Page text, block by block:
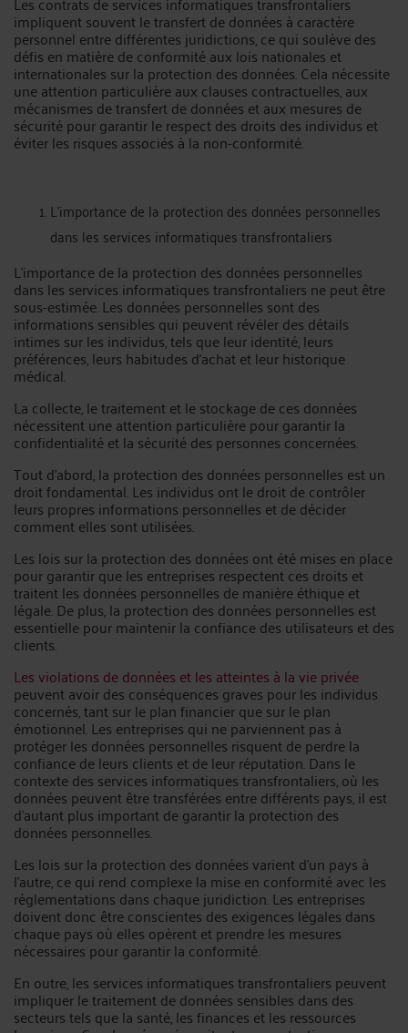
impliquent souvent le transfert de données à caractère
personnel entre différentes juridictions, ce qui soulève des
défis en matière de conformité aux lois nationales et
internationales sur la protection des données. Cela nécessite
une attention particulière aux clauses contractuelles, aux
mécanismes de transfert de données et aux mesures de
sécurité pour garantir le respect des droits des individus et
éviter les risques associés à la non-conformité.
L’importance de la protection des données personnelles
dans les services informatiques transfrontaliers
L'importance de la protection des données personnelles
dans les services informatiques transfrontaliers ne peut être
sous-estimée. Les données personnelles sont des
informations sensibles qui peuvent révéler des détails
intimes sur les individus, tels que leur identité, leurs
préférences, leurs habitudes d'achat et leur historique
médical.
La collecte, le traitement et le stockage de ces données
nécessitent une attention particulière pour garantir la
confidentialité et la sécurité des personnes concernées.
Tout d'abord, la protection des données personnelles est un
droit fondamental. Les individus ont le droit de contrôler
leurs propres informations personnelles et de décider
comment elles sont utilisées.
Les lois sur la protection des données ont été mises en place
pour garantir que les entreprises respectent ces droits et
traitent les données personnelles de manière éthique et
légale. De plus, la protection des données personnelles est
essentielle pour maintenir la confiance des utilisateurs et des
clients.
Les violations de données et les atteintes à la vie privée
peuvent avoir des conséquences graves pour les individus
concernés, tant sur le plan financier que sur le plan
émotionnel. Les entreprises qui ne parviennent pas à
protéger les données personnelles risquent de perdre la
confiance de leurs clients et de leur réputation. Dans le
contexte des services informatiques transfrontaliers, où les
données peuvent être transférées entre différents pays, il est
d'autant plus important de garantir la protection des
données personnelles.
Les lois sur la protection des données varient d'un pays à
l'autre, ce qui rend complexe la mise en conformité avec les
réglementations dans chaque juridiction. Les entreprises
doivent donc être conscientes des exigences légales dans
chaque pays où elles opèrent et prendre les mesures
nécessaires pour garantir la conformité.
En outre, les services informatiques transfrontaliers peuvent
impliquer le traitement de données sensibles dans des
secteurs tels que la santé, les finances et les ressources